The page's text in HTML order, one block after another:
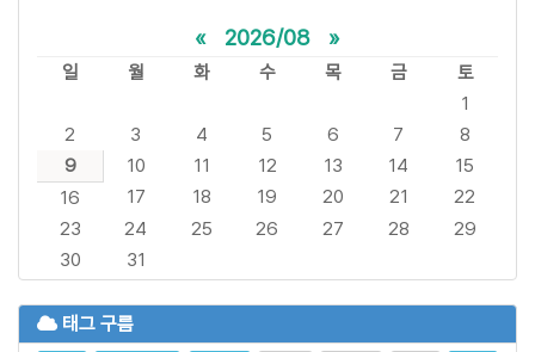
« 2026/08 »
일 월 화 수 목 금
토
1
2
3 4 5 6 7
8
9
10 11 12 13 14
15
16
17 18 19 20 21
22
23
24 25 26 27 28
29
30
31
태그 구름